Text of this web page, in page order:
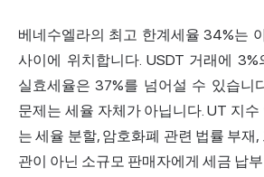
베네수엘라의 최고 한계세율 34%는
사이에 위치합니다. USDT 거래에 3%
실효세율은 37%를 넘어설 수 있습니
문제는 세율 자체가 아닙니다. UT 지수
는 세율 분할, 암호화폐 관련 법률 부재
관이 아닌 소규모 판매자에게 세금 납